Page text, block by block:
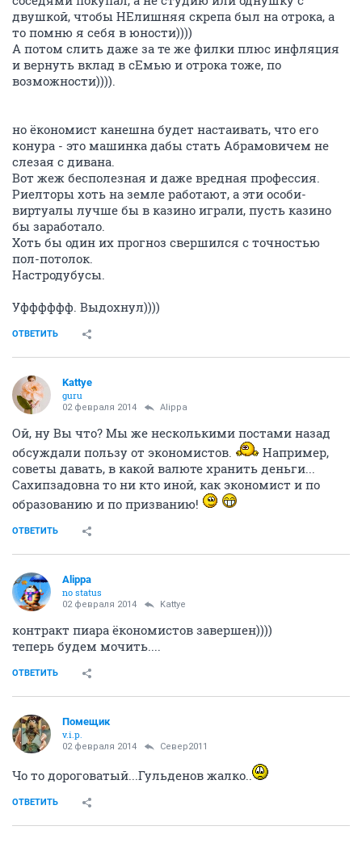
двушкой, чтобы НЕлишняя скрепа был на отрока, а
то помню я себя в юности))))
А потом слить даже за те же филки плюс инфляция
и вернуть вклад в сЕмью и отрока тоже, по
возможности)))).
но ёкономист канешна будет настаивать, что его
конура - это машинка дабы стать Абрамовичем не
слезая с дивана.
Вот жеж бесполезная и даже вредная профессия.
Риелторы хоть на земле работают, а эти особи-
виртуалы лучше бы в казино играли, пусть казино
бы заработало.
Хоть бы один их прогноз свершился с точностью
пол-потолок.
Настродубусы.
Уфффффф. Выдохнул))))
ОТВЕТИТЬ
Kattye
guru
02 февраля 2014 Alippa
Ой, ну Вы что? Мы же несколькими постами назад
обсуждали пользу от экономистов.
Например,
советы давать, в какой валюте хранить деньги...
Сахипзадовна то ни кто иной, как экономист и по
образованию и по призванию!
ОТВЕТИТЬ
Alippa
no status
02 февраля 2014 Kattye
контракт пиара ёкономистов завершен))))
теперь будем мочить....
ОТВЕТИТЬ
Помещик
v.i.p.
02 февраля 2014 Север2011
Чо то дороговатый...Гульденов жалко..
ОТВЕТИТЬ